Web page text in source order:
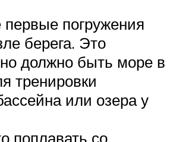
погружения
берега. Это
должно быть море в
тренировки
или озера у
поплавать со